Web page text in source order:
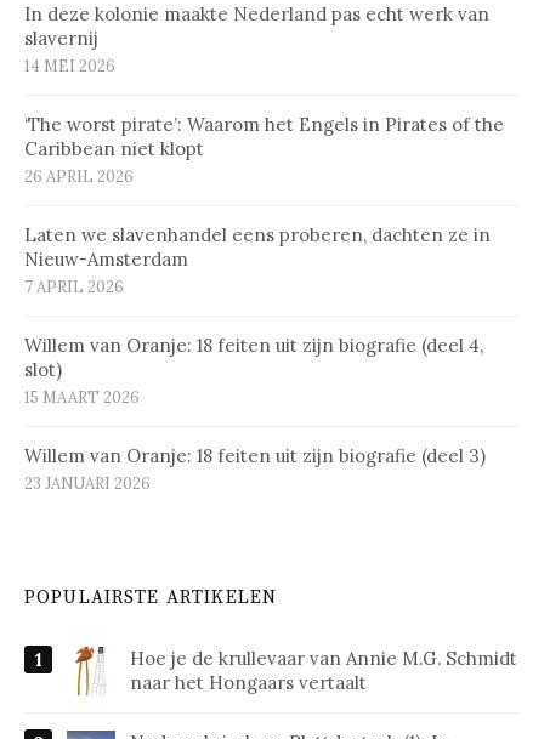
In deze kolonie maakte Nederland pas echt werk van
slavernij
14 MEI 2026
‘The worst pirate’: Waarom het Engels in Pirates of the
Caribbean niet klopt
26 APRIL 2026
Laten we slavenhandel eens proberen, dachten ze in
Nieuw-Amsterdam
7 APRIL 2026
Willem van Oranje: 18 feiten uit zijn biografie (deel 4,
slot)
15 MAART 2026
Willem van Oranje: 18 feiten uit zijn biografie (deel 3)
23 JANUARI 2026
POPULAIRSTE ARTIKELEN
Hoe je de krullevaar van Annie M.G. Schmidt
naar het Hongaars vertaalt